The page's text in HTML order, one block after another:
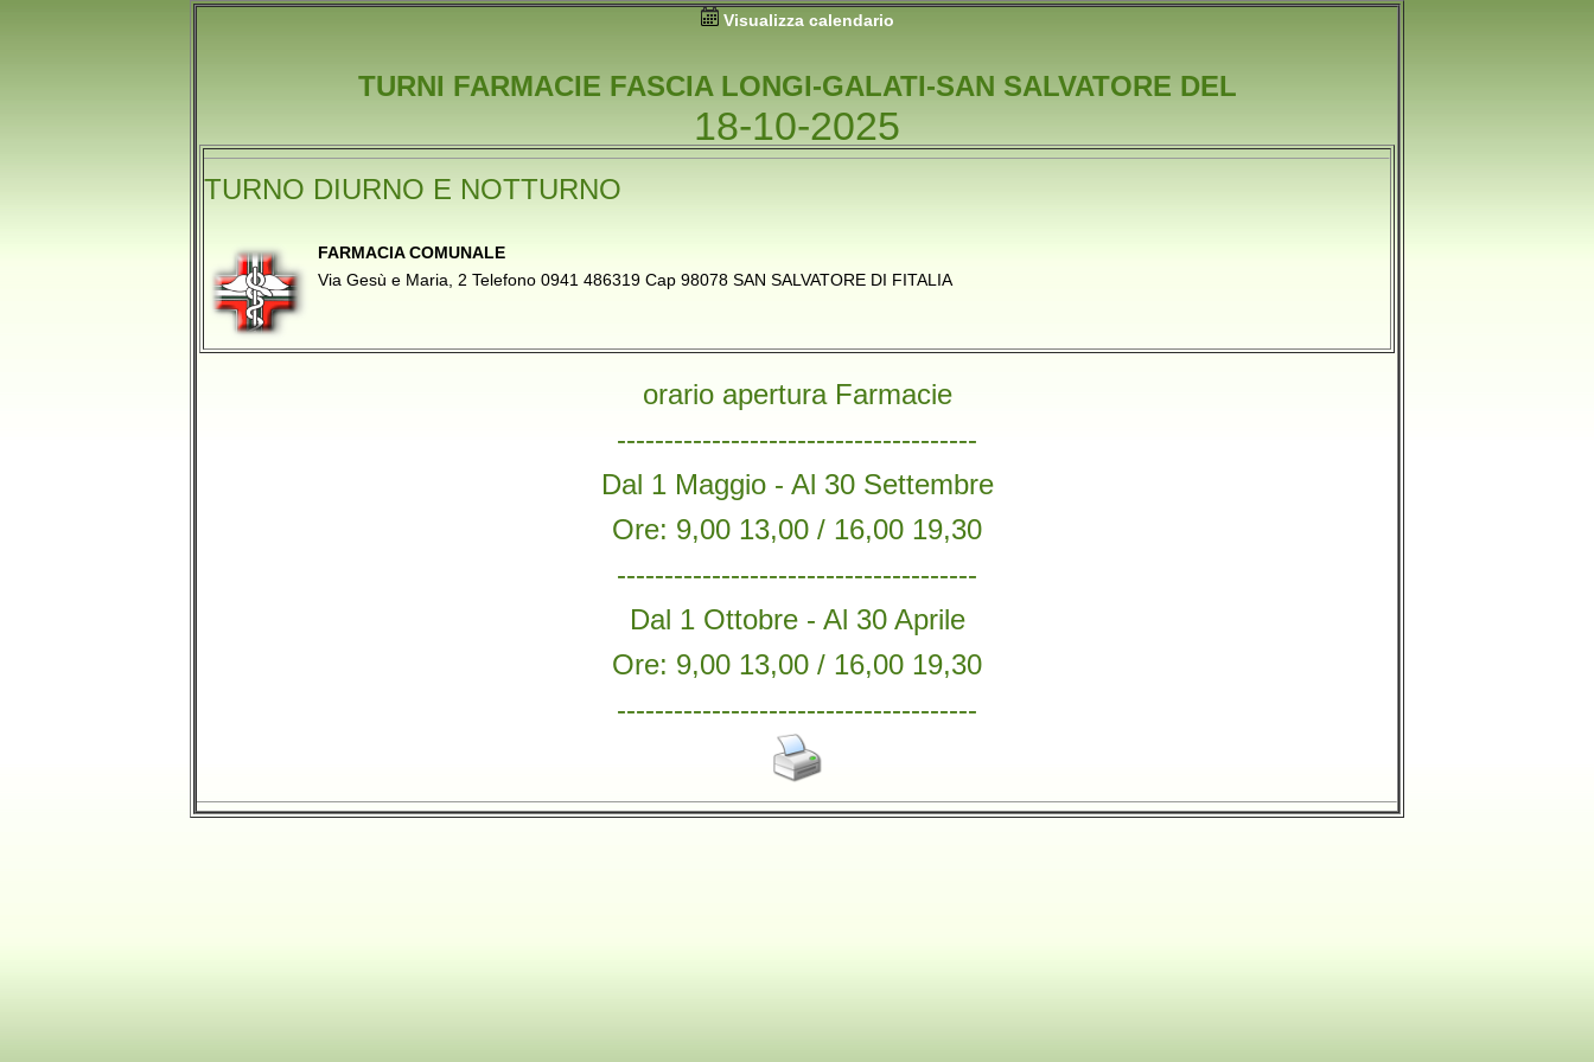
Visualizza calendario
TURNI FARMACIE FASCIA LONGI-GALATI-SAN SALVATORE DEL
18-10-2025
TURNO DIURNO E NOTTURNO
FARMACIA COMUNALE
Via Gesù e Maria, 2 Telefono 0941 486319 Cap 98078 SAN SALVATORE DI FITALIA
orario apertura Farmacie
--------------------------------------
Dal 1 Maggio - Al 30 Settembre
Ore: 9,00 13,00 / 16,00 19,30
--------------------------------------
Dal 1 Ottobre - Al 30 Aprile
Ore: 9,00 13,00 / 16,00 19,30
--------------------------------------